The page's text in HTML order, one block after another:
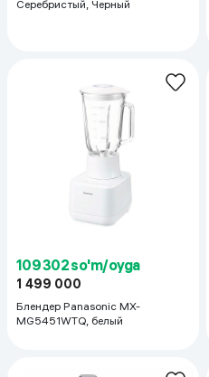
Серебристый, Черный
109 302 so'm/oyga
1 499 000
Блендер Panasonic MX-
MG5451WTQ, белый